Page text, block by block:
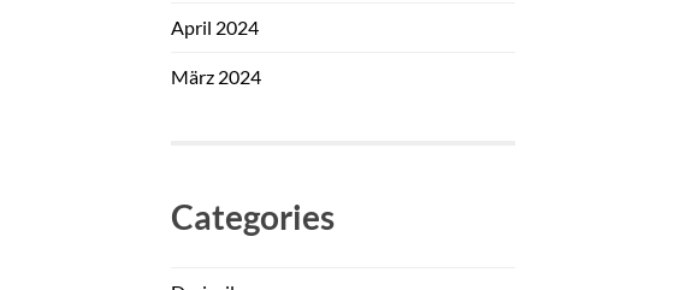
April 2024
März 2024
Categories